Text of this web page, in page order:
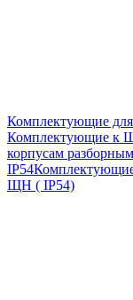
Комплектующие для
Комплектующие к
корпусам
IP54
ЩН ( IP54)